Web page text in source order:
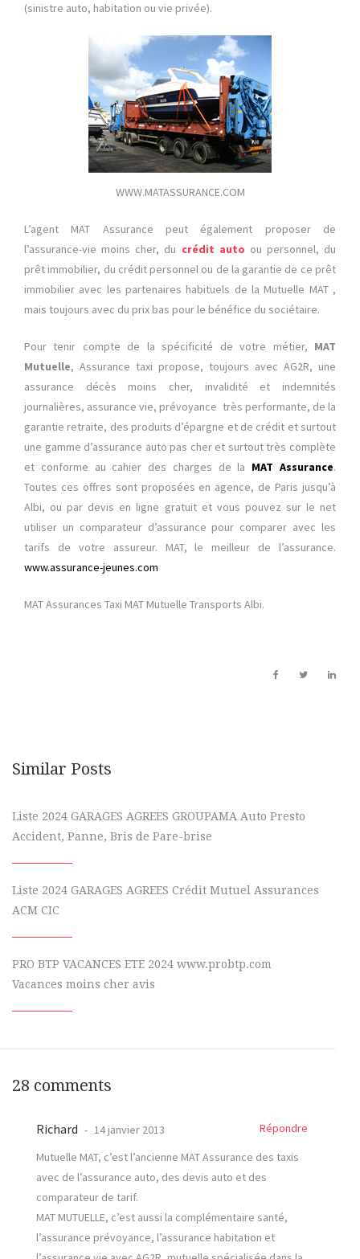
(sinistre auto, habitation ou vie privée).
WWW.MATASSURANCE.COM
L’agent MAT Assurance peut également proposer de
l’assurance-vie moins cher, du crédit auto ou personnel, du
prêt immobilier, du crédit personnel ou de la garantie de ce prêt
immobilier avec les partenaires habituels de la Mutuelle MAT ,
mais toujours avec du prix bas pour le bénéfice du sociétaire.
Pour tenir compte de la spécificité de votre métier, MAT
Mutuelle, Assurance taxi propose, toujours avec AG2R, une
assurance décès moins cher, invalidité et indemnités
journalières, assurance vie, prévoyance très performante, de la
garantie retraite, des produits d’épargne et de crédit et surtout
une gamme d’assurance auto pas cher et surtout très complète
et conforme au cahier des charges de la MAT Assurance.
Toutes ces offres sont proposées en agence, de Paris jusqu’à
Albi, ou par devis en ligne gratuit et vous pouvez sur le net
utiliser un comparateur d’assurance pour comparer avec les
tarifs de votre assureur. MAT, le meilleur de l’assurance.
www.assurance-jeunes.com
MAT Assurances Taxi MAT Mutuelle Transports Albi.
Similar Posts
Liste 2024 GARAGES AGREES GROUPAMA Auto Presto
Accident, Panne, Bris de Pare-brise
Liste 2024 GARAGES AGREES Crédit Mutuel Assurances
ACM CIC
PRO BTP VACANCES ETE 2024 www.probtp.com
Vacances moins cher avis
28 comments
Richard 14 janvier 2013
Répondre
Mutuelle MAT, c’est l’ancienne MAT Assurance des taxis
avec de l’assurance auto, des devis auto et des
comparateur de tarif.
MAT MUTUELLE, c’est aussi la complémentaire santé,
l’assurance prévoyance, l’assurance habitation et